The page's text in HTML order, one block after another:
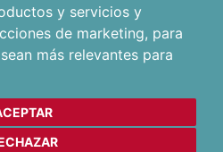
y servicios y
de marketing, para
más relevantes para